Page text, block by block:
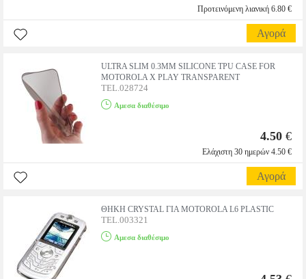
Προτεινόμενη λιανική 6.80 €
Αγορά
ULTRA SLIM 0.3MM SILICONE TPU CASE FOR
MOTOROLA X PLAY TRANSPARENT
TEL.028724
Αμεσα διαθέσιμο
4.50 €
Ελάχιστη 30 ημερών 4.50 €
Αγορά
ΘΗΚΗ CRYSTAL ΓΙΑ MOTOROLA L6 PLASTIC
TEL.003321
Αμεσα διαθέσιμο